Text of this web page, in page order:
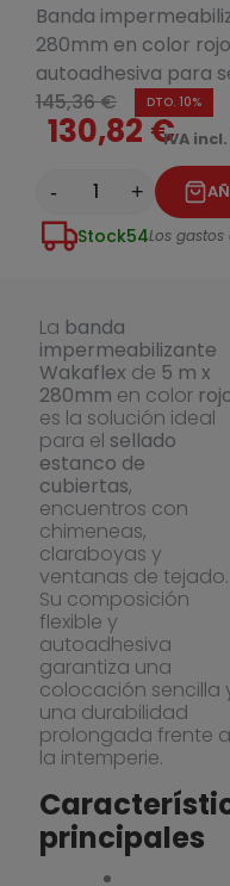
Banda
280mm en color
autoadhesiva para
145,36 €
DTO. 10%
130,82 €IVA incl.
- +
Stock54Los
La banda
impermeabilizante
Wakaflex de 5 m x
280mm en color
es la solución ideal
para el sellado
estanco de
cubiertas,
encuentros con
chimeneas,
claraboyas y
ventanas de tejado.
Su composición
flexible y
autoadhesiva
garantiza una
colocación sencilla
una durabilidad
prolongada frente a
la intemperie.
principales